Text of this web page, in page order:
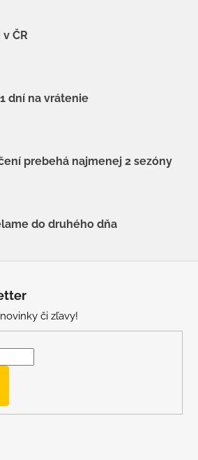
ČR
dní na vrátenie
prebehá najmenej 2 sezóny
do druhého dňa
či zľavy!